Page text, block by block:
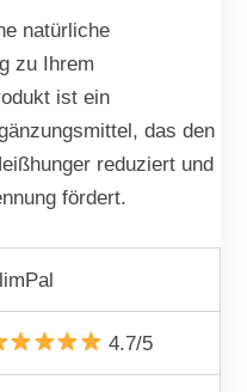
natürliche
zu Ihrem
ist ein
das den
reduziert und
fördert.
4.7/5